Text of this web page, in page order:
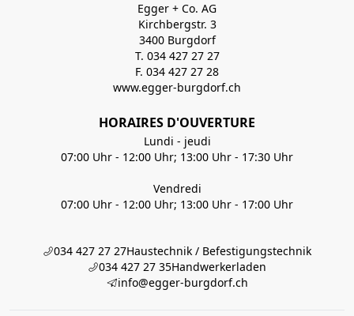
Egger + Co. AG
Kirchbergstr. 3
3400 Burgdorf
T. 034 427 27 27
F. 034 427 27 28
www.egger-burgdorf.ch
HORAIRES D'OUVERTURE
Lundi - jeudi
07:00 Uhr - 12:00 Uhr; 13:00 Uhr - 17:30 Uhr
Vendredi
07:00 Uhr - 12:00 Uhr; 13:00 Uhr - 17:00 Uhr
034 427 27 27Haustechnik / Befestigungstechnik
034 427 27 35Handwerkerladen
info@egger-burgdorf.ch